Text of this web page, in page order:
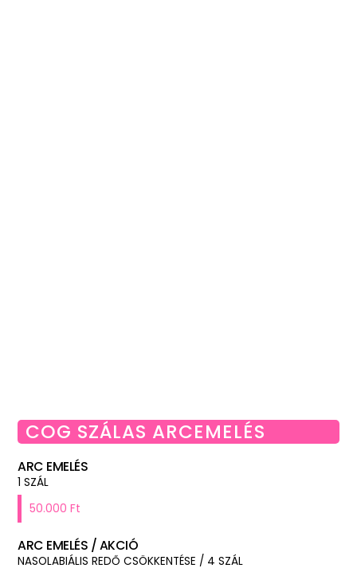
COG SZÁLAS ARCEMELÉS
ARC EMELÉS
1 SZÁL
50.000 Ft
ARC EMELÉS / AKCIÓ
NASOLABIÁLIS REDŐ CSÖKKENTÉSE / 4 SZÁL